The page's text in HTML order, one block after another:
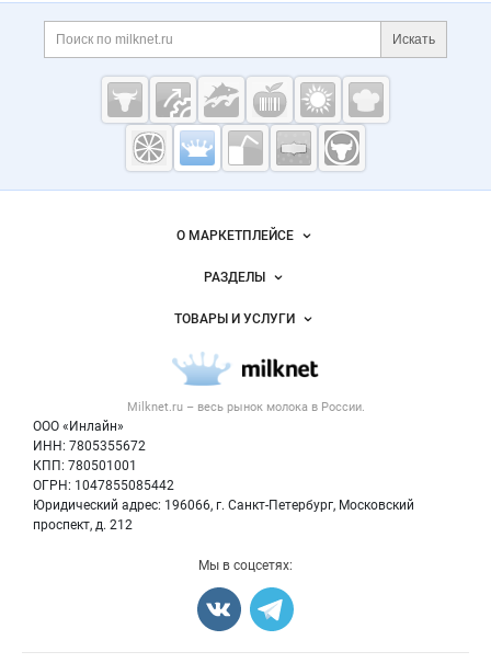
Дополнительная информация
Поиск по сайту и
Искать
Cсылки на полезные проекты
Молочная
промышленность
Milknet.ru
Важные разделы и контакты
Milknet.ru – весь рынок молокав России.
ООО «Инлайн»
ИНН: 7805355672
КПП: 780501001
ОГРН: 1047855085442
Юридический адрес: 196066, г. Санкт-Петербург, Московский
проспект, д. 212
Навигация по сайтуО МАРКЕТПЛЕЙСЕ
Новости Milknet.ru
Размещение рекламы
Публичная оферта
Контактная информация
Политика обработки персональных данных
РАЗДЕЛЫ
Объявления
Новости рынка
ТОВАРЫ И УСЛУГИ
Молочная продукция
Вторичное сырье
Оборудование
Мы в соцсетях: